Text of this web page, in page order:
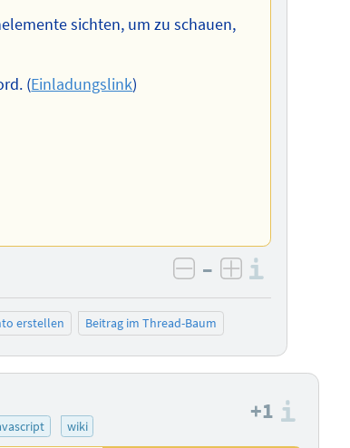
sichten, um zu schauen,
(Einladungslink)
negativ bewerten
– positiv
erstellen Beitrag im Thread-Baum
wiki
+1